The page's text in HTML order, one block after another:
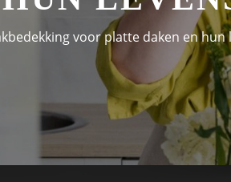
voor platte daken en hun